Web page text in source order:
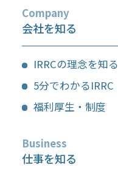
Company
会社を知る
IRRCの理念を知る
5分でわかるIRRC
福利厚生・制度
Business
仕事を知る